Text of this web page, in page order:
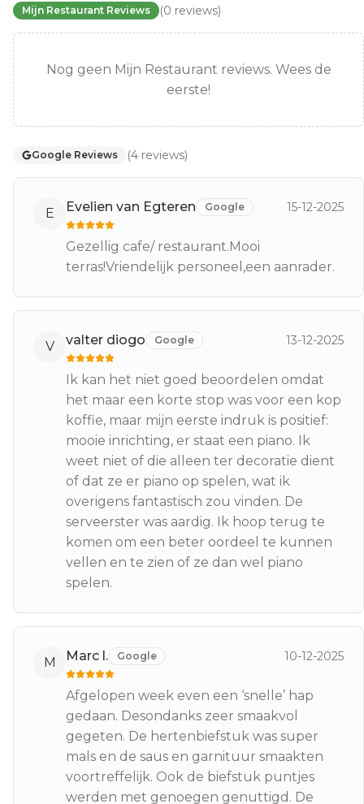
Mijn Restaurant Reviews (0 reviews)
Nog geen Mijn Restaurant reviews. Wees de
eerste!
Google Reviews (4 reviews)
E Evelien van Egteren Google 15-12-2025
Gezellig cafe/ restaurant.Mooi
terras!Vriendelijk personeel,een aanrader.
V valter diogo Google 13-12-2025
Ik kan het niet goed beoordelen omdat
het maar een korte stop was voor een kop
koffie, maar mijn eerste indruk is positief:
mooie inrichting, er staat een piano. Ik
weet niet of die alleen ter decoratie dient
of dat ze er piano op spelen, wat ik
overigens fantastisch zou vinden. De
serveerster was aardig. Ik hoop terug te
komen om een ​​beter oordeel te kunnen
vellen en te zien of ze dan wel piano
spelen.
M Marc l. Google 10-12-2025
Afgelopen week even een ‘snelle’ hap
gedaan. Desondanks zeer smaakvol
gegeten. De hertenbiefstuk was super
mals en de saus en garnituur smaakten
voortreffelijk. Ook de biefstuk puntjes
werden met genoegen genuttigd. De